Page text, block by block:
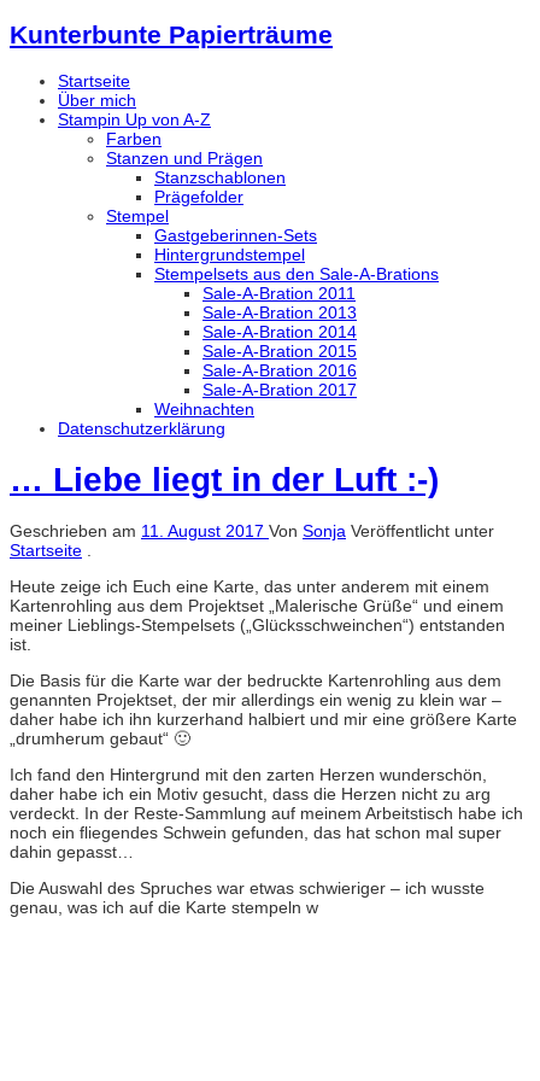
Kunterbunte Papierträume
Startseite
Über mich
Stampin Up von A-Z
Farben
Stanzen und Prägen
Stanzschablonen
Prägefolder
Stempel
Gastgeberinnen-Sets
Hintergrundstempel
Stempelsets aus den Sale-A-Brations
Sale-A-Bration 2011
Sale-A-Bration 2013
Sale-A-Bration 2014
Sale-A-Bration 2015
Sale-A-Bration 2016
Sale-A-Bration 2017
Weihnachten
Datenschutzerklärung
… Liebe liegt in der Luft :-)
Geschrieben am 11. August 2017 Von Sonja Veröffentlicht unter
Startseite .
Heute zeige ich Euch eine Karte, das unter anderem mit einem
Kartenrohling aus dem Projektset „Malerische Grüße“ und einem
meiner Lieblings-Stempelsets („Glücksschweinchen“) entstanden
ist.
Die Basis für die Karte war der bedruckte Kartenrohling aus dem
genannten Projektset, der mir allerdings ein wenig zu klein war –
daher habe ich ihn kurzerhand halbiert und mir eine größere Karte
„drumherum gebaut“ 🙂
Ich fand den Hintergrund mit den zarten Herzen wunderschön,
daher habe ich ein Motiv gesucht, dass die Herzen nicht zu arg
verdeckt. In der Reste-Sammlung auf meinem Arbeitstisch habe ich
noch ein fliegendes Schwein gefunden, das hat schon mal super
dahin gepasst…
Die Auswahl des Spruches war etwas schwieriger – ich wusste
genau, was ich auf die Karte stempeln w